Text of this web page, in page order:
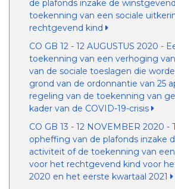
de plafonds inzake de
toekenning van een sociale
rechtgevend kind
CO GB 12 - 12 AUGUSTUS 2020 -
toekenning van een verhoging
van de sociale toeslagen die
grond van de ordonnantie van 25
regeling van de toekenning van
kader van de COVID-19-crisis
CO GB 13 - 12 NOVEMBER 2020 -
opheffing van de plafonds inzake
activiteit of de toekenning van
voor het rechtgevend kind voor
2020 en het eerste kwartaal 2021